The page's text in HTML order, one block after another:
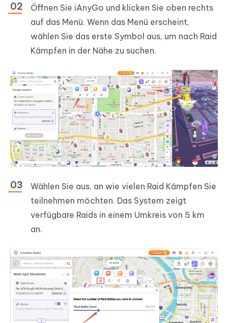
Öffnen Sie iAnyGo und klicken Sie oben rechts
auf das Menü. Wenn das Menü erscheint,
wählen Sie das erste Symbol aus, um nach Raid
Kämpfen in der Nähe zu suchen.
Wählen Sie aus, an wie vielen Raid Kämpfen Sie
teilnehmen möchten. Das System zeigt
verfügbare Raids in einem Umkreis von 5 km
an.